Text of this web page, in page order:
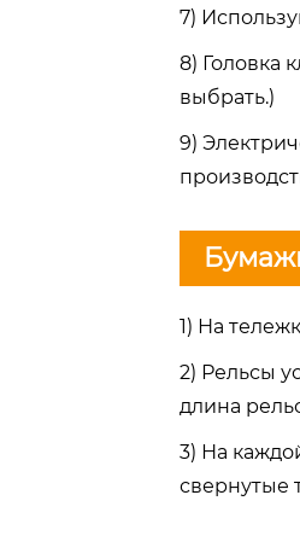
7)
8) Головка
выбрать.)
9)
1) На
2) Рельсы
длина
3) На
свернутые